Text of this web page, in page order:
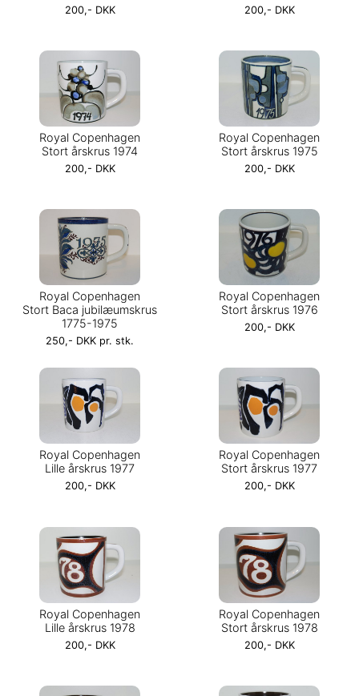
200,- DKK 200,- DKK
Royal Copenhagen
Stort årskrus 1974
200,- DKK
Royal Copenhagen
Stort årskrus 1975
200,- DKK
Royal Copenhagen
Stort Baca jubilæumskrus
1775-1975
250,- DKK pr. stk.
Royal Copenhagen
Stort årskrus 1976
200,- DKK
Royal Copenhagen
Lille årskrus 1977
200,- DKK
Royal Copenhagen
Stort årskrus 1977
200,- DKK
Royal Copenhagen
Lille årskrus 1978
200,- DKK
Royal Copenhagen
Stort årskrus 1978
200,- DKK